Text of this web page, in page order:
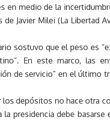
en medio de la
de Javier Milei (La Libertad
sostuvo que el peso es
En este marco, las
de servicio” en el último
los depósitos no hace otra
la presidencia debe